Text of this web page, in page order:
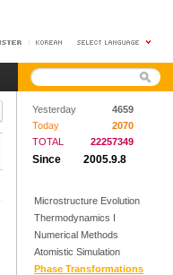
Yesterday
4659
Today
2070
TOTAL
22257349
Since 2005.9.8
Microstructure Evolution
Thermodynamics I
Numerical Methods
Atomistic Simulation
Phase Transformations